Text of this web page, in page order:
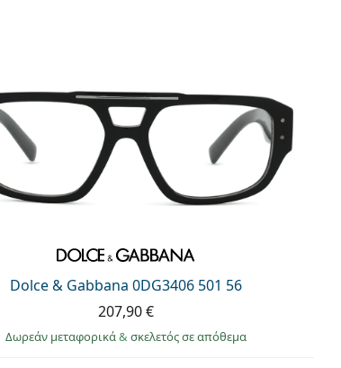
Dolce & Gabbana 0DG3406 501 56
207,90 €
Δωρεάν μεταφορικά& σκελετός σε απόθεμα